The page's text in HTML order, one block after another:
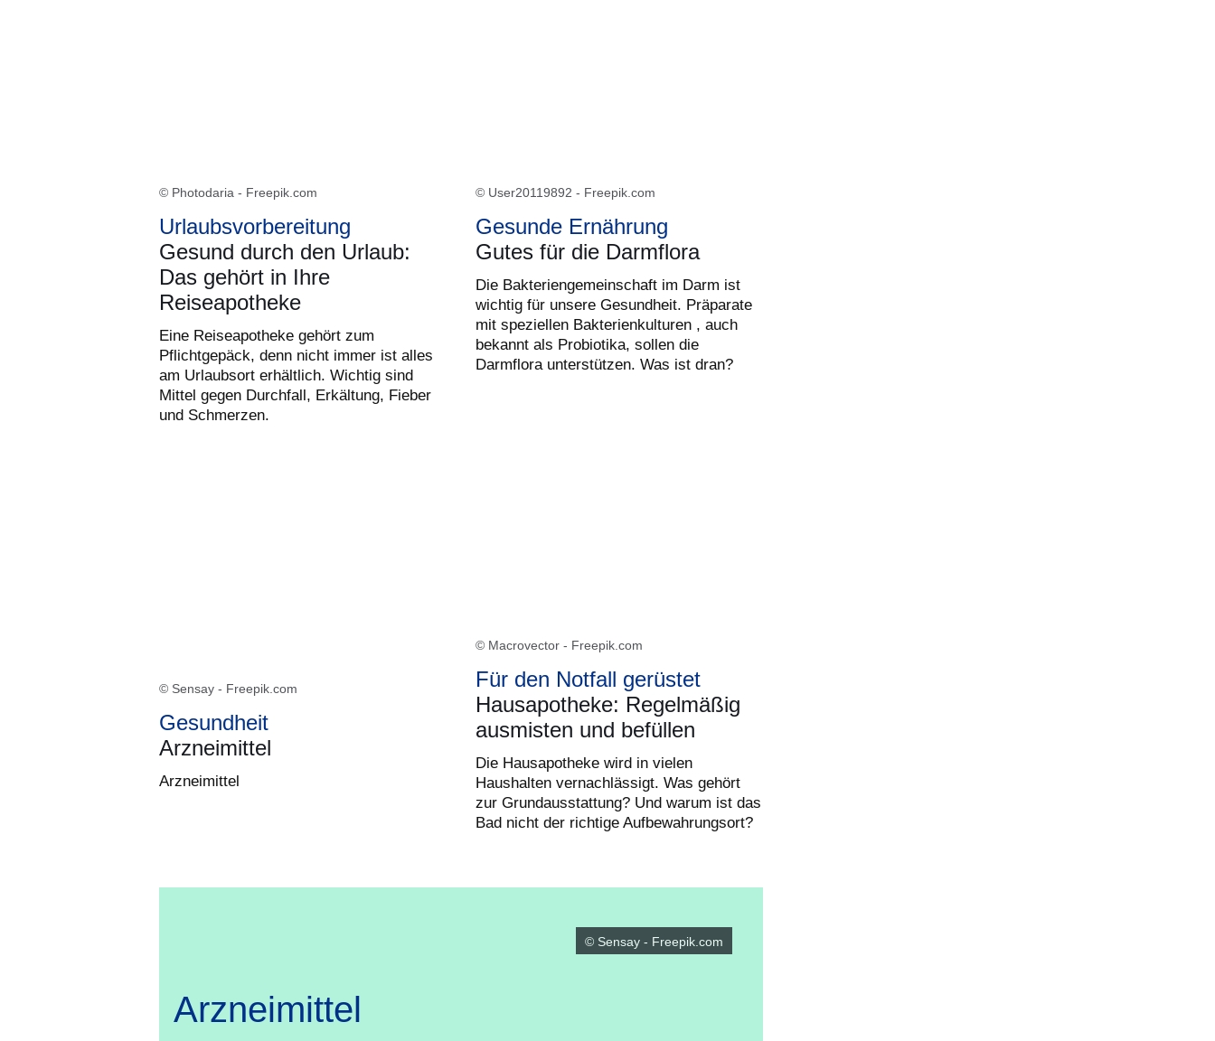
© Photodaria - Freepik.com
Urlaubsvorbereitung
Gesund durch den Urlaub:
Das gehört in Ihre
Reiseapotheke
Eine Reiseapotheke gehört zum
Pflichtgepäck, denn nicht immer ist alles
am Urlaubsort erhältlich. Wichtig sind
Mittel gegen Durchfall, Erkältung, Fieber
und Schmerzen.
© User20119892 - Freepik.com
Gesunde Ernährung
Gutes für die Darmflora
Die Bakteriengemeinschaft im Darm ist
wichtig für unsere Gesundheit. Präparate
mit speziellen Bakterienkulturen , auch
bekannt als Probiotika, sollen die
Darmflora unterstützen. Was ist dran?
© Sensay - Freepik.com
Gesundheit
Arzneimittel
Arzneimittel
© Macrovector - Freepik.com
Für den Notfall gerüstet
Hausapotheke: Regelmäßig
ausmisten und befüllen
Die Hausapotheke wird in vielen
Haushalten vernachlässigt. Was gehört
zur Grundausstattung? Und warum ist das
Bad nicht der richtige Aufbewahrungsort?
© Sensay - Freepik.com
Arzneimittel